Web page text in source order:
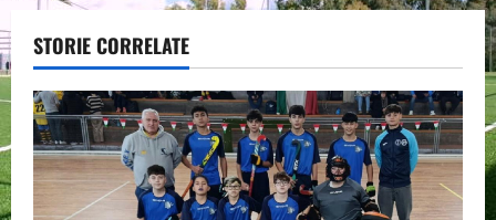
a
v
i
g
STORIE CORRELATE